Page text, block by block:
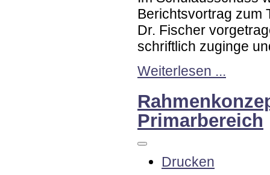
Berichtsvortrag zum
Dr. Fischer
schriftlich zuginge
Weiterlesen ...
Primarbereich
Drucken